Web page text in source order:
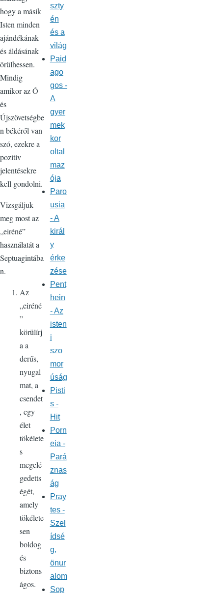
hogy a másik
Isten minden
ajándékának
és áldásának
örülhessen.
Mindig
amikor az Ó
és
Újszövetségbe
n békéről van
szó, ezekre a
pozitív
jelentésekre
kell gondolni.
Vizsgáljuk
meg most az
„eiréné”
használatát a
Septuagintába
n.
Az
„eiréné
”
körülírj
a a
derűs,
nyugal
mat, a
csendet
, egy
élet
tökélete
s
megelé
gedetts
égét,
amely
tökélete
sen
boldog
és
biztons
ágos.
szty
én
és a
világ
Paid
ago
gos -
A
gyer
mek
kor
oltal
maz
ója
Paro
usia
- A
királ
y
érke
zése
Pent
hein
- Az
isten
i
szo
mor
úság
Pisti
s -
Hit
Porn
eia -
Pará
znas
ág
Pray
tes -
Szel
ídsé
g,
önur
alom
Sop